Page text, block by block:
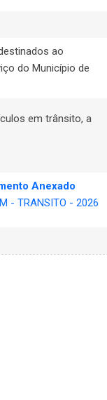
ao
do Município de
em trânsito, a
Anexado
- TRANSITO - 2026